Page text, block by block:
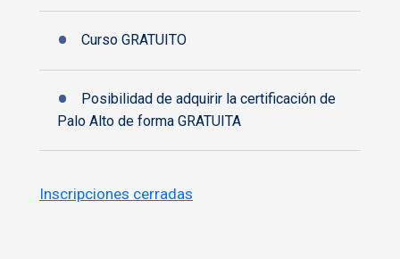
Curso GRATUITO
Posibilidad de adquirir la certificación de
Palo Alto de forma GRATUITA
Inscripciones cerradas